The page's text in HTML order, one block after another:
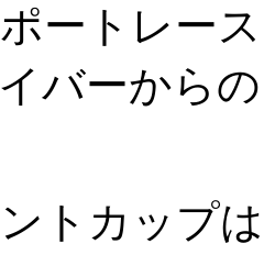
ートレー
バーから
トカップ